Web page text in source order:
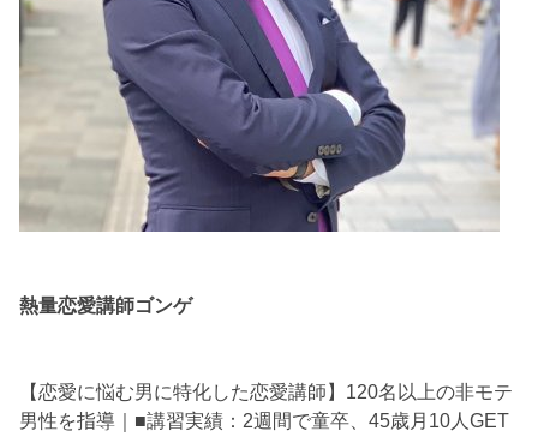
熱量恋愛講師ゴンゲ
【恋愛に悩む男に特化した恋愛講師】120名以上の非モテ
男性を指導｜■講習実績：2週間で童卒、45歳月10人GET